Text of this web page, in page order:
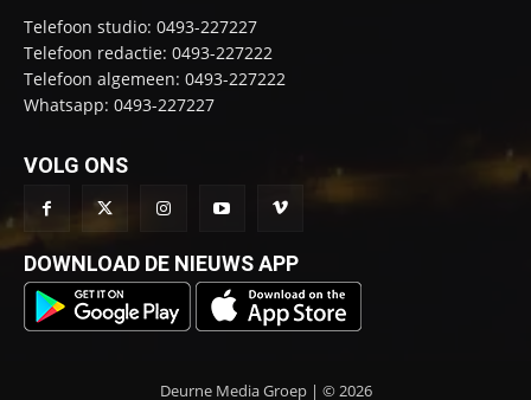
Telefoon studio: 0493-227227
Telefoon redactie: 0493-227222
Telefoon algemeen: 0493-227222
Whatsapp: 0493-227227
VOLG ONS
DOWNLOAD DE NIEUWS APP
Deurne Media Groep | © 2026